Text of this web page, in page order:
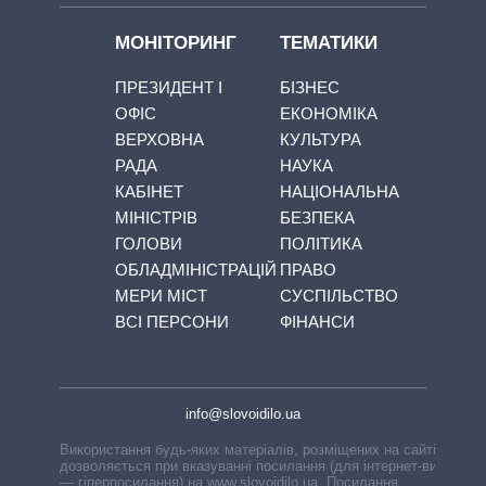
МОНІТОРИНГ
ПРЕЗИДЕНТ І
ОФІС
ВЕРХОВНА
РАДА
КАБІНЕТ
МІНІСТРІВ
ГОЛОВИ
ОБЛАДМІНІСТРАЦІЙ
МЕРИ МІСТ
ВСІ ПЕРСОНИ
ТЕМАТИКИ
БІЗНЕС
ЕКОНОМІКА
КУЛЬТУРА
НАУКА
НАЦІОНАЛЬНА
БЕЗПЕКА
ПОЛІТИКА
ПРАВО
СУСПІЛЬСТВО
ФІНАНСИ
info@slovoidilo.ua
Використання будь-яких матеріалів, розміщених на сайті,
дозволяється при вказуванні посилання (для інтернет-видань
— гіперпосилання) на www.slovoidilo.ua. Посилання